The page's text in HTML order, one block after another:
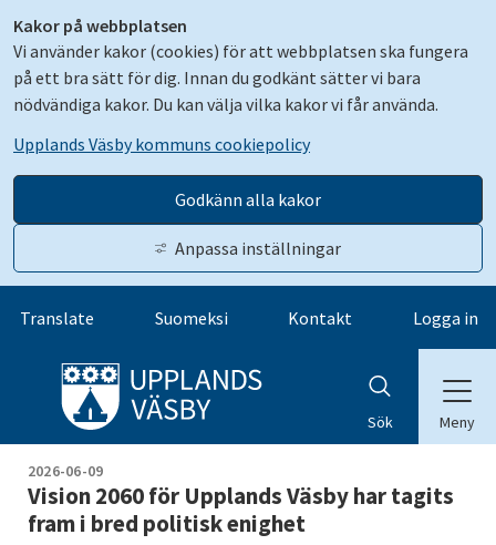
Kakor på webbplatsen
Vi använder kakor (cookies) för att webbplatsen ska fungera
på ett bra sätt för dig. Innan du godkänt sätter vi bara
nödvändiga kakor. Du kan välja vilka kakor vi får använda.
Upplands Väsby kommuns cookiepolicy
Godkänn alla kakor
Anpassa inställningar
Gå till innehåll
Translate Suomeksi Kontakt Logga in
Sök Meny
2026-06-09
Vision 2060 för Upplands Väsby har tagits
fram i bred politisk enighet